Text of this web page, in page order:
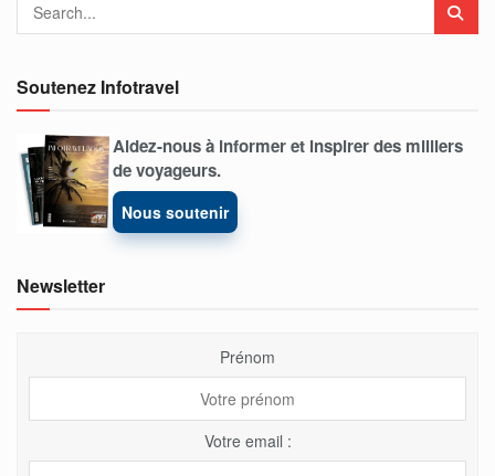
Soutenez Infotravel
Aidez-nous à informer et inspirer des milliers
de voyageurs.
Nous soutenir
Newsletter
Prénom
Votre email :